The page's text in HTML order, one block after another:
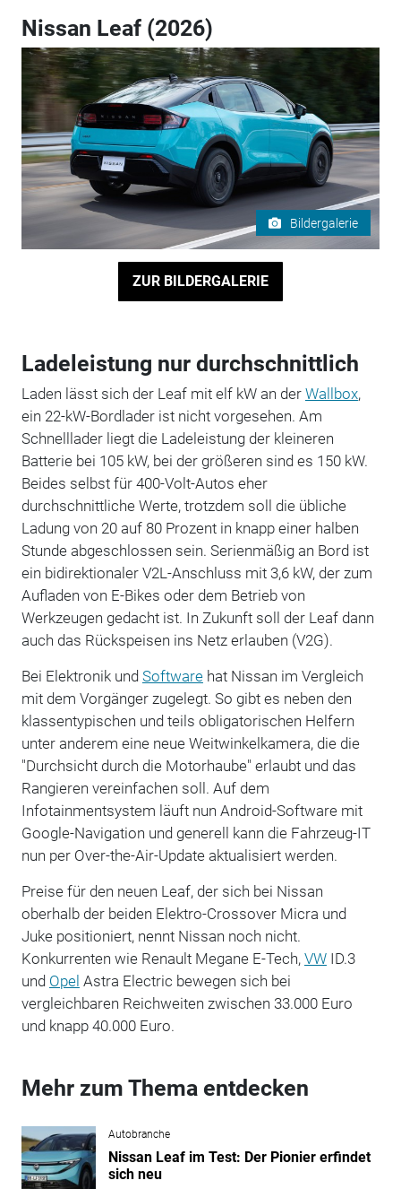
Nissan Leaf (2026)
Bildergalerie
ZUR BILDERGALERIE
Ladeleistung nur durchschnittlich
Laden lässt sich der Leaf mit elf kW an der Wallbox,
ein 22-kW-Bordlader ist nicht vorgesehen. Am
Schnelllader liegt die Ladeleistung der kleineren
Batterie bei 105 kW, bei der größeren sind es 150 kW.
Beides selbst für 400-Volt-Autos eher
durchschnittliche Werte, trotzdem soll die übliche
Ladung von 20 auf 80 Prozent in knapp einer halben
Stunde abgeschlossen sein. Serienmäßig an Bord ist
ein bidirektionaler V2L-Anschluss mit 3,6 kW, der zum
Aufladen von E-Bikes oder dem Betrieb von
Werkzeugen gedacht ist. In Zukunft soll der Leaf dann
auch das Rückspeisen ins Netz erlauben (V2G).
Bei Elektronik und Softwarehat Nissan im Vergleich
mit dem Vorgänger zugelegt. So gibt es neben den
klassentypischen und teils obligatorischen Helfern
unter anderem eine neue Weitwinkelkamera, die die
"Durchsicht durch die Motorhaube" erlaubt und das
Rangieren vereinfachen soll. Auf dem
Infotainmentsystem läuft nun Android-Software mit
Google-Navigation und generell kann die Fahrzeug-IT
nun per Over-the-Air-Update aktualisiert werden.
Preise für den neuen Leaf, der sich bei Nissan
oberhalb der beiden Elektro-Crossover Micra und
Juke positioniert, nennt Nissan noch nicht.
Konkurrenten wie Renault Megane E-Tech, VWID.3
und Opel Astra Electric bewegen sich bei
vergleichbaren Reichweiten zwischen 33.000 Euro
und knapp 40.000 Euro.
Mehr zum Thema entdecken
Autobranche
Nissan Leaf im Test: Der Pionier erfindet
sich neu